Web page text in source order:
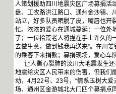
人策划援助四川地震灾区广场募捐活
盘、工农路洪江路口、通州金沙镇、
站立，好多队员晒脱了皮，嘴唇也开
忙。浓浓的爱心在通城蔓延：一位外
了；一位拾荒老人将捏在手上许久
去做生意，做到钱我再送来”。在川
的乘客下来捐款；募捐现场，爱心车
让人撕心裂肺的汶川大地震发生还
地震给灾区人民带来的伤害，但我们
动，4月22号、23号，“情系玉树大
场、通州区金游城北大门四个募捐点